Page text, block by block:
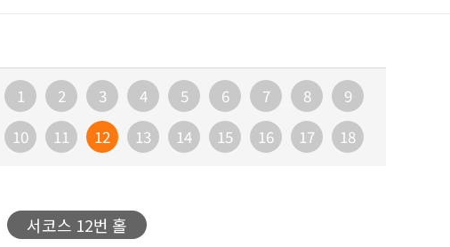
1 2 3 4 5 6 7 8
9
10
11 12 13 14 15 16 17 18
서코스 12번 홀